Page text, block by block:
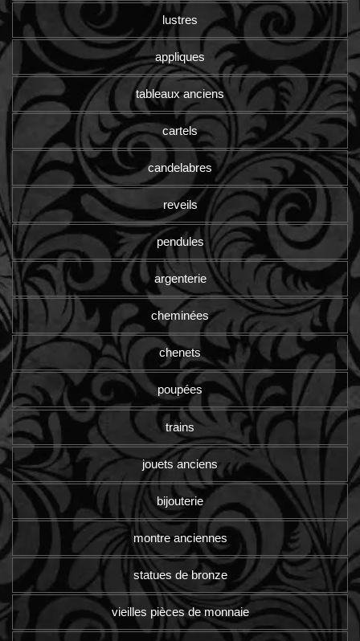
lustres
appliques
tableaux anciens
cartels
candelabres
reveils
pendules
argenterie
cheminées
chenets
poupées
trains
jouets anciens
bijouterie
montre anciennes
statues de bronze
vieilles pièces de monnaie